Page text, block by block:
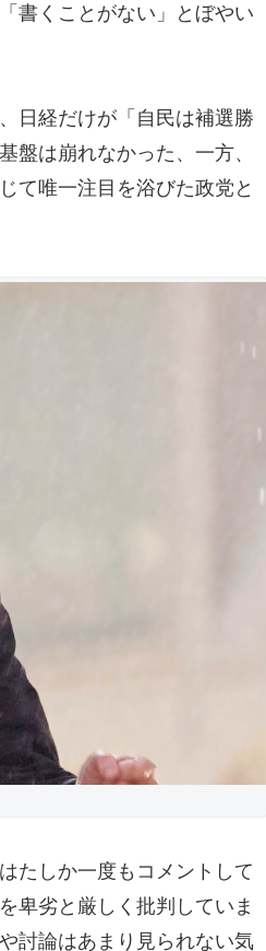
書くことがない」とぼやい
日経だけが「自民は補選勝
盤は崩れなかった、一方、
て唯一注目を浴びた政党と
たしか一度もコメントして
卑劣と厳しく批判していま
討論はあまり見られない気